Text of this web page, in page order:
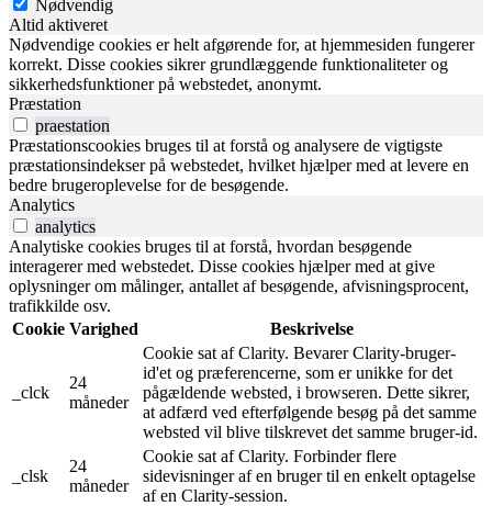
Nødvendig
Altid aktiveret
Nødvendige cookies er helt afgørende for, at hjemmesiden fungerer
korrekt. Disse cookies sikrer grundlæggende funktionaliteter og
sikkerhedsfunktioner på webstedet, anonymt.
Præstation
praestation
Præstationscookies bruges til at forstå og analysere de vigtigste
præstationsindekser på webstedet, hvilket hjælper med at levere en
bedre brugeroplevelse for de besøgende.
Analytics
analytics
Analytiske cookies bruges til at forstå, hvordan besøgende
interagerer med webstedet. Disse cookies hjælper med at give
oplysninger om målinger, antallet af besøgende, afvisningsprocent,
trafikkilde osv.
Cookie Varighed Beskrivelse
_clck
24
måneder
Cookie sat af Clarity. Bevarer Clarity-bruger-
id'et og præferencerne, som er unikke for det
pågældende websted, i browseren. Dette sikrer,
at adfærd ved efterfølgende besøg på det samme
websted vil blive tilskrevet det samme bruger-id.
_clsk
24
måneder
Cookie sat af Clarity. Forbinder flere
sidevisninger af en bruger til en enkelt optagelse
af en Clarity-session.